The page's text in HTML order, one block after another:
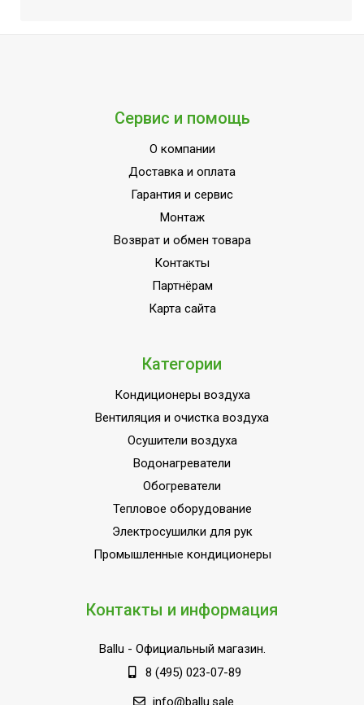
Сервис и помощь
О компании
Доставка и оплата
Гарантия и сервис
Монтаж
Возврат и обмен товара
Контакты
Партнёрам
Карта сайта
Категории
Кондиционеры воздуха
Вентиляция и очистка воздуха
Осушители воздуха
Водонагреватели
Обогреватели
Тепловое оборудование
Электросушилки для рук
Промышленные кондиционеры
Контакты и информация
Ballu - Официальный магазин.
8 (495) 023-07-89
info@ballu.sale